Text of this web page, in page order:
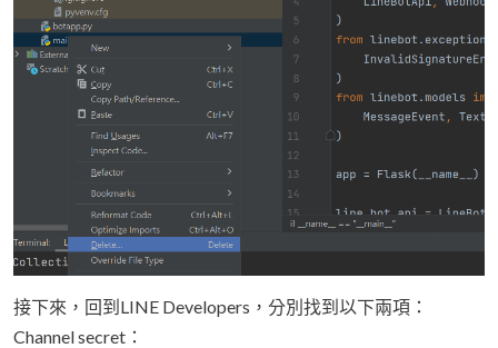
接下來，回到LINE Developers，分別找到以下兩項：
Channel secret：